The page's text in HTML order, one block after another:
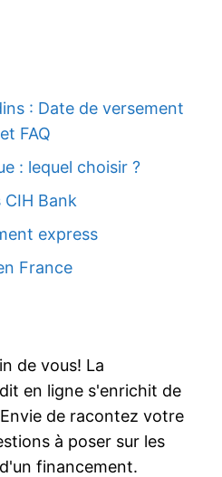
: Date de versement
FAQ
: lequel choisir ?
Bank
express
France
de vous! La
en ligne s'enrichit de
de racontez votre
à poser sur les
financement.